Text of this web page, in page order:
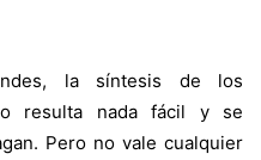
la síntesis de los
resulta nada fácil y se
Pero no vale cualquier